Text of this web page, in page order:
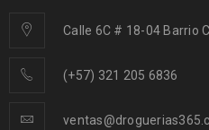
Calle 6C # 18-04 Barrio
(+57) 321 205 6836